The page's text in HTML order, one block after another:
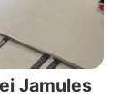
Jamules